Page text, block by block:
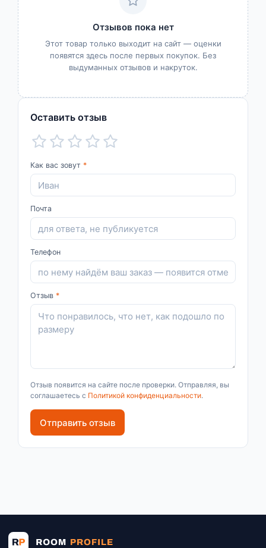
Отзывов пока нет
Этот товар только выходит на сайт — оценки
появятся здесь после первых покупок. Без
выдуманных отзывов и накруток.
Оставить отзыв
Как вас зовут *
Почта
Телефон
Отзыв *
Отзыв появится на сайте после проверки. Отправляя, вы
соглашаетесь с Политикой конфиденциальности.
Отправить отзыв